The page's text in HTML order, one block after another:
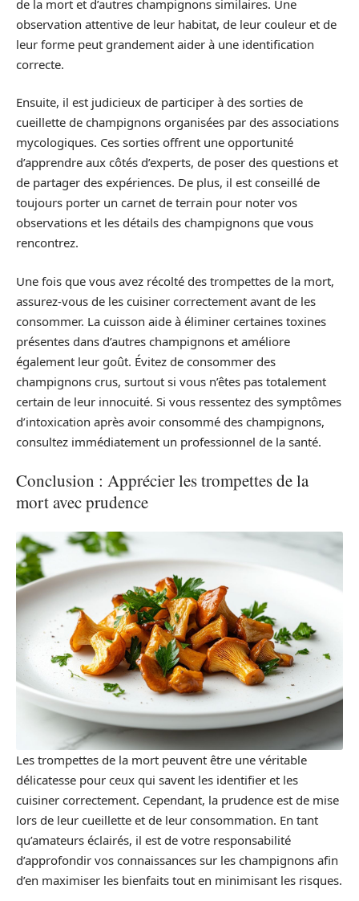
de la mort et d’autres champignons similaires. Une
observation attentive de leur habitat, de leur couleur et de
leur forme peut grandement aider à une identification
correcte.
Ensuite, il est judicieux de participer à des sorties de
cueillette de champignons organisées par des associations
mycologiques. Ces sorties offrent une opportunité
d’apprendre aux côtés d’experts, de poser des questions et
de partager des expériences. De plus, il est conseillé de
toujours porter un carnet de terrain pour noter vos
observations et les détails des champignons que vous
rencontrez.
Une fois que vous avez récolté des trompettes de la mort,
assurez-vous de les cuisiner correctement avant de les
consommer. La cuisson aide à éliminer certaines toxines
présentes dans d’autres champignons et améliore
également leur goût. Évitez de consommer des
champignons crus, surtout si vous n’êtes pas totalement
certain de leur innocuité. Si vous ressentez des symptômes
d’intoxication après avoir consommé des champignons,
consultez immédiatement un professionnel de la santé.
Conclusion : Apprécier les trompettes de la
mort avec prudence
Les trompettes de la mort peuvent être une véritable
délicatesse pour ceux qui savent les identifier et les
cuisiner correctement. Cependant, la prudence est de mise
lors de leur cueillette et de leur consommation. En tant
qu’amateurs éclairés, il est de votre responsabilité
d’approfondir vos connaissances sur les champignons afin
d’en maximiser les bienfaits tout en minimisant les risques.